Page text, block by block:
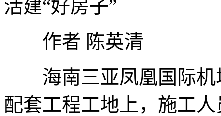
活建“好房子”
作者 陈英清
海南三亚凤凰国际机
配套工程工地上，施工